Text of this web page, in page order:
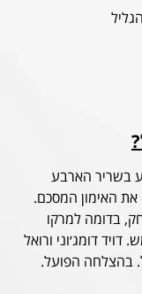
בשריר הארבע
את האימון המסכם.
בדומה למרקו
דומג׳וני ורואל
בהצלחה הפועל.